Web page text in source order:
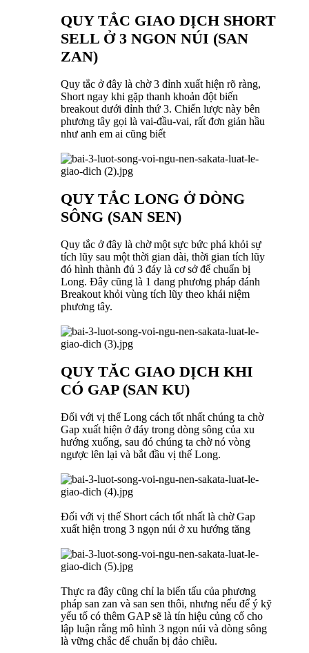
QUY TẮC GIAO DỊCH SHORT
SELL Ở 3 NGON NÚI (SAN
ZAN)
Quy tắc ở đây là chờ 3 đỉnh xuất hiện rõ ràng,
Short ngay khi gặp thanh khoản đột biến
breakout dưới đỉnh thứ 3. Chiến lược này bên
phương tây gọi là vai-đầu-vai, rất đơn giản hầu
như anh em ai cũng biết
QUY TẮC LONG Ở DÒNG
SÔNG (SAN SEN)
Quy tắc ở đây là chờ một sực bức phá khỏi sự
tích lũy sau một thời gian dài, thời gian tích lũy
đó hình thành đủ 3 đáy là cơ sở để chuẩn bị
Long. Đây cũng là 1 dang phương pháp đánh
Breakout khỏi vùng tích lũy theo khái niệm
phương tây.
QUY TĂC GIAO DỊCH KHI
CÓ GAP (SAN KU)
Đối với vị thế Long cách tốt nhất chúng ta chờ
Gap xuất hiện ở đáy trong dòng sông của xu
hướng xuống, sau đó chúng ta chờ nó vòng
ngược lên lại và bắt đầu vị thế Long.
Đối với vị thế Short cách tốt nhất là chờ Gap
xuất hiện trong 3 ngọn núi ở xu hướng tăng
Thực ra đây cũng chỉ la biến tấu của phương
pháp san zan và san sen thôi, nhưng nếu để ý kỹ
yếu tố có thêm GAP sẽ là tín hiệu củng cố cho
lập luận rằng mô hình 3 ngọn núi và dòng sông
là vững chắc để chuẩn bị đảo chiều.